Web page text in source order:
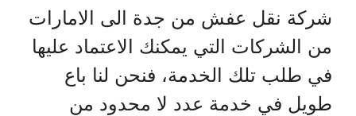
شركة نقل عفش من جدة الى الامارات
من الشركات التي يمكنك الاعتماد عليها
في طلب تلك الخدمة، فنحن لنا باع
طويل في خدمة عدد لا محدود من